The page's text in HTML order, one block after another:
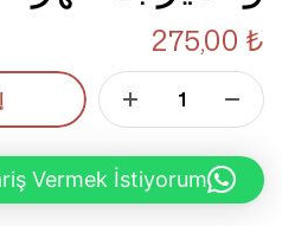
275,00 ₺
Vermek İstiyorum